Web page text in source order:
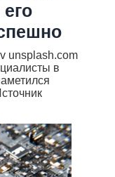
unsplash.com
в